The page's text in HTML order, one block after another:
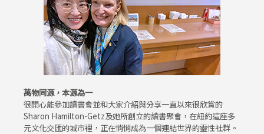
萬物同源，本源為一
很開心能參加讀書會並和大家介紹與分享一直以來很欣賞的
Sharon Hamilton-Getz及她所創立的讀書聚會，在紐約這座多
元文化交匯的城市裡，正在悄悄成為一個連結世界的靈性社群。